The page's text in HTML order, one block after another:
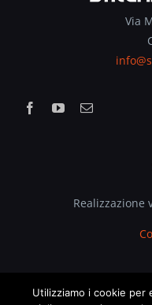
Via
Realizzazione
Utilizziamo i cookie per